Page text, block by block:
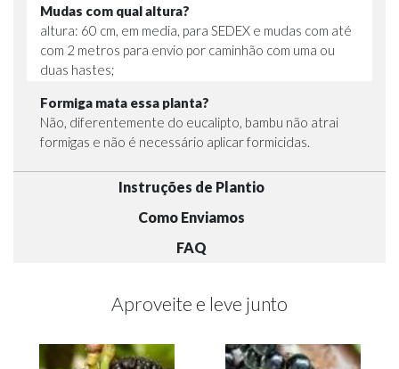
Mudas com qual altura?
altura: 60 cm, em media, para SEDEX e mudas com até
com 2 metros para envio por caminhão com uma ou
duas hastes;
Formiga mata essa planta?
Não, diferentemente do eucalipto, bambu não atrai
formigas e não é necessário aplicar formicidas.
Instruções de Plantio
Como Enviamos
FAQ
Aproveite e leve junto